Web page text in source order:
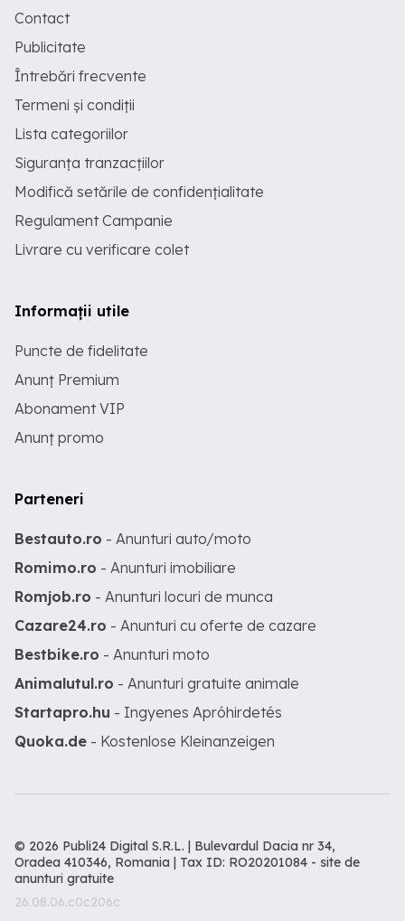
Contact
Publicitate
Întrebări frecvente
Termeni și condiții
Lista categoriilor
Siguranța tranzacțiilor
Modifică setările de confidențialitate
Regulament Campanie
Livrare cu verificare colet
Informații utile
Puncte de fidelitate
Anunț Premium
Abonament VIP
Anunț promo
Parteneri
Bestauto.ro - Anunturi auto/moto
Romimo.ro - Anunturi imobiliare
Romjob.ro - Anunturi locuri de munca
Cazare24.ro - Anunturi cu oferte de cazare
Bestbike.ro - Anunturi moto
Animalutul.ro - Anunturi gratuite animale
Startapro.hu - Ingyenes Apróhirdetés
Quoka.de - Kostenlose Kleinanzeigen
© 2026 Publi24 Digital S.R.L. | Bulevardul Dacia nr 34,
Oradea 410346, Romania | Tax ID: RO20201084 - site de
anunturi gratuite
26.08.06.c0c206c